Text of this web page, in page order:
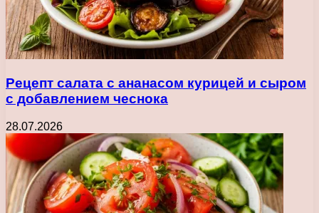
Рецепт салата с ананасом курицей и сыром
с добавлением чеснока
28.07.2026